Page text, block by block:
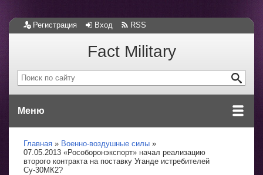
Регистрация Вход RSS
Fact Military
Меню
Главная
Военно-воздушные силы
07.05.2013 «Рособоронэкспорт» начал реализацию
второго контракта на поставку Уганде истребителей
Су-30МК2?